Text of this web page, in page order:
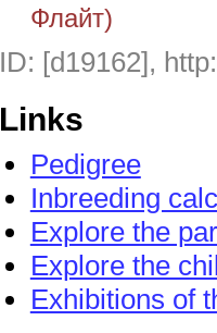
Флайт)
ID: [d19162],
Links
Pedigree
Inbreeding
Explore the
Explore the
Exhibitions of